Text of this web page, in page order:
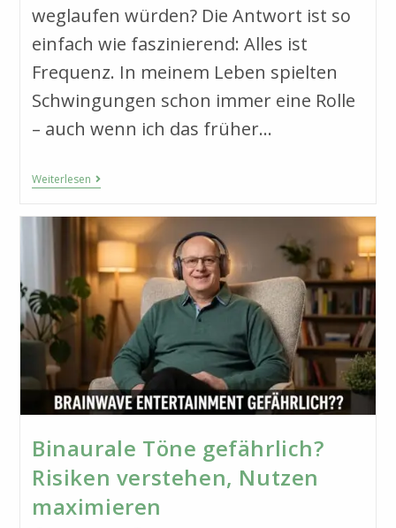
weglaufen würden? Die Antwort ist so
einfach wie faszinierend: Alles ist
Frequenz. In meinem Leben spielten
Schwingungen schon immer eine Rolle
– auch wenn ich das früher…
WeiterlesenAlles
In
Meine
Reise
Von
Den
Beatles
Zu
Den
Gehirnwellen
Binaurale Töne gefährlich?
Risiken verstehen, Nutzen
maximieren